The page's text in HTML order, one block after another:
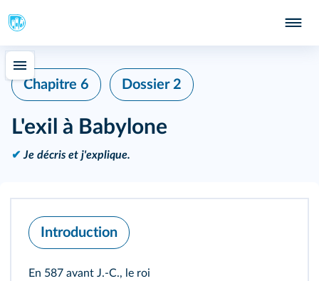
Chapitre 6 Dossier 2
L'exil à Babylone
✔ Je décris et j'explique.
Introduction
En 587 avant J.‑C., le roi